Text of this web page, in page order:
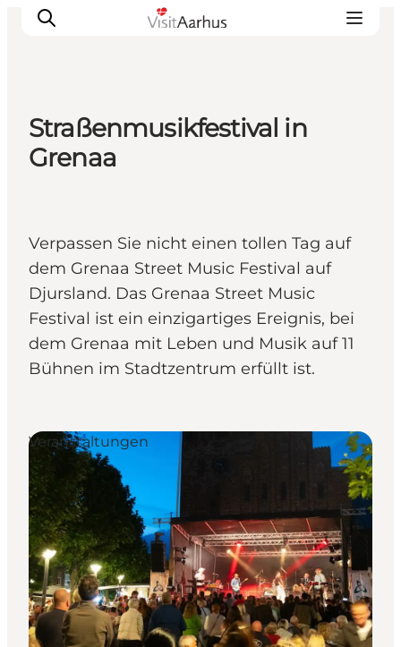
Sehen und erleben
Transport
Straßenmusikfestival in
Grenaa
Verpassen Sie nicht einen tollen Tag auf
dem Grenaa Street Music Festival auf
Djursland. Das Grenaa Street Music
Festival ist ein einzigartiges Ereignis, bei
dem Grenaa mit Leben und Musik auf 11
Bühnen im Stadtzentrum erfüllt ist.
Veranstaltungen